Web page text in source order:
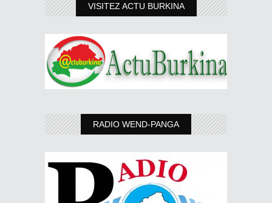
VISITEZ ACTU BURKINA
RADIO WEND-PANGA